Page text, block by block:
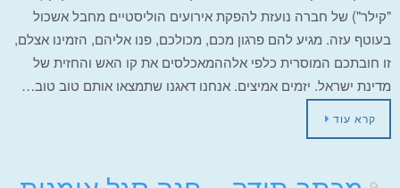
"קילר") של חברה נועזת להפקת אירועים הוליסטיים מחבל אשכול
בעוטף עזה. מגיע להם פרגון מכם, מכולכם, פנו אליהם, הזמינו אצלם,
זו חובתכם המוסרית כלפי אלההמאכלסים את קו האש והחזית של
מדינת ישראל. יזמים אמיצים. אנחנו דאגנו שתמצאו אותם טוב טוב…
קרא עוד